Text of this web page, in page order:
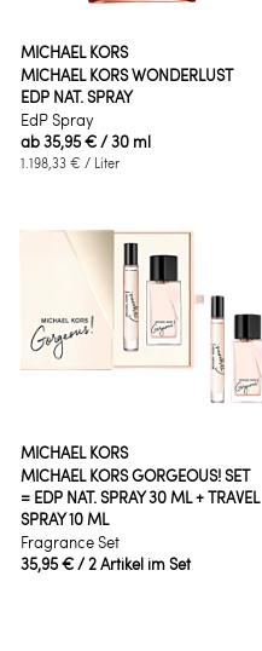
MICHAEL KORS
MICHAEL KORS WONDERLUST
EDP NAT. SPRAY
EdP Spray
ab35,95 €/ 30 ml
1.198,33 € / Liter
MICHAEL KORS
MICHAEL KORS GORGEOUS! SET
= EDP NAT. SPRAY 30 ML + TRAVEL
SPRAY 10 ML
Fragrance Set
35,95 €/ 2 Artikel im Set